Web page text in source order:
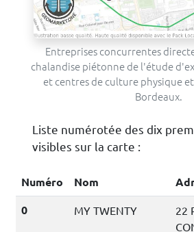
Entreprises concurrentes
chalandise piétonne de l'étude
et centres de culture physique
Bordeaux.
Liste numérotée des dix
visibles sur la carte :
Numéro Nom
0
MY TWENTY
22